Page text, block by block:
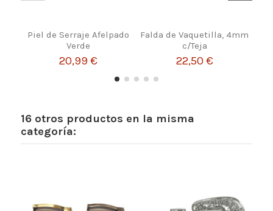
Piel de Serraje Afelpado
Verde
20,99 €
Falda de Vaquetilla, 4mm
c/Teja
22,50 €
16 otros productos en la misma
categoría: